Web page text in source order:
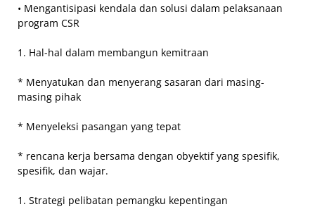
• Mengantisipasi kendala dan solusi dalam pelaksanaan
program CSR
1. Hal-hal dalam membangun kemitraan
* Menyatukan dan menyerang sasaran dari masing-
masing pihak
* Menyeleksi pasangan yang tepat
* rencana kerja bersama dengan obyektif yang spesifik,
spesifik, dan wajar.
1. Strategi pelibatan pemangku kepentingan